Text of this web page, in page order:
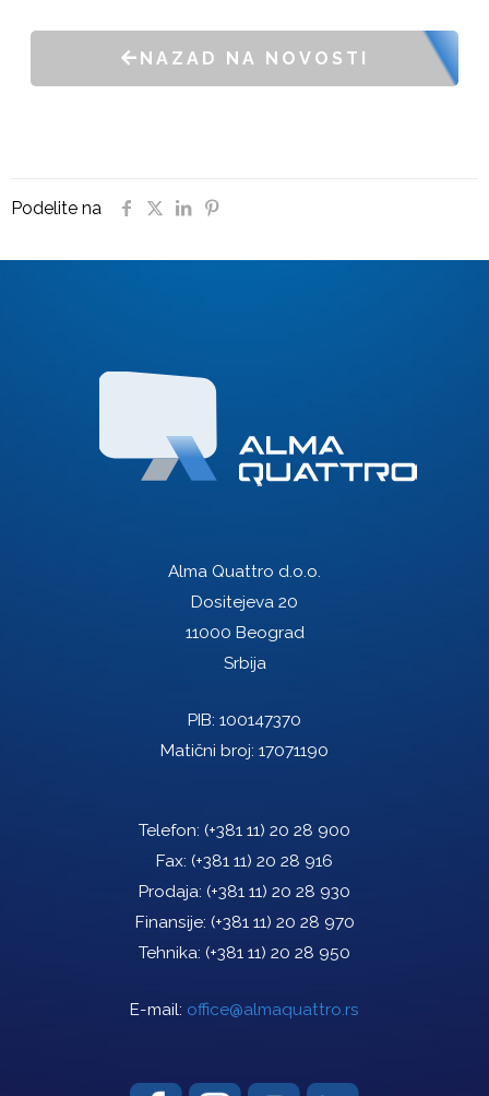
NAZAD NA NOVOSTI
Podelite na
Alma Quattro d.o.o.
Dositejeva 20
11000 Beograd
Srbija
PIB: 100147370
Matični broj: 17071190
Telefon: (+381 11) 20 28 900
Fax: (+381 11) 20 28 916
Prodaja: (+381 11) 20 28 930
Finansije: (+381 11) 20 28 970
Tehnika: (+381 11) 20 28 950
E-mail: office@almaquattro.rs